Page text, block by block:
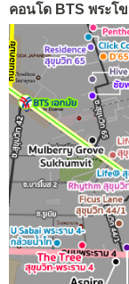
คอนโด BTS พระโ